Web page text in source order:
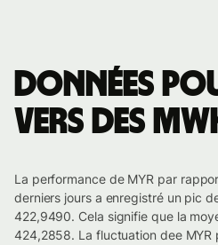
Données
vers des
La performance de MYR par
derniers jours a enregistré un pic
422,9490. Cela signifie que la
424,2858. La fluctuation dee